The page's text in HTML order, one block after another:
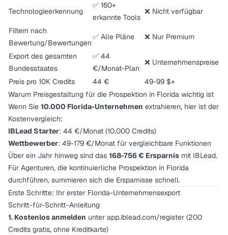
Technologieerkennung
✅ 160+
erkannte Tools
❌ Nicht verfügbar
Filtern nach
Bewertung/Bewertungen
✅ Alle Pläne ❌ Nur Premium
Export des gesamten
Bundesstaates
✅ 44
€/Monat-Plan
❌ Unternehmenspreise
Preis pro 10K Credits 44 €
49-99 $+
Warum Preisgestaltung für die Prospektion in Florida wichtig ist
Wenn Sie 10.000 Florida-Unternehmen extrahieren, hier ist der
Kostenvergleich:
IBLead Starter: 44 €/Monat (10.000 Credits)
Wettbewerber: 49-179 €/Monat für vergleichbare Funktionen
Über ein Jahr hinweg sind das 168-756 € Ersparnis mit IBLead.
Für Agenturen, die kontinuierliche Prospektion in Florida
durchführen, summieren sich die Ersparnisse schnell.
Erste Schritte: Ihr erster Florida-Unternehmensexport
Schritt-für-Schritt-Anleitung
1. Kostenlos anmelden unter app.iblead.com/register (200
Credits gratis, ohne Kreditkarte)